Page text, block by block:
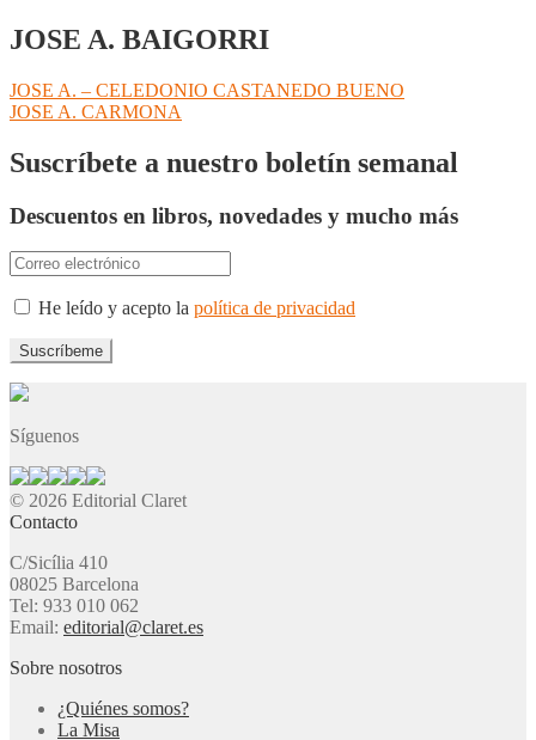
JOSE A. BAIGORRI
Navegación
de
entradas
Anterior:
JOSE A. – CELEDONIO CASTANEDO BUENO
Siguiente:
JOSE A. CARMONA
Suscríbete a nuestro boletín semanal
Descuentos en libros, novedades y mucho más
He leído y acepto la política de privacidad
Síguenos
© 2026 Editorial Claret
Contacto
C/Sicília 410
08025 Barcelona
Tel: 933 010 062
Email: editorial@claret.es
Sobre nosotros
¿Quiénes somos?
La Misa